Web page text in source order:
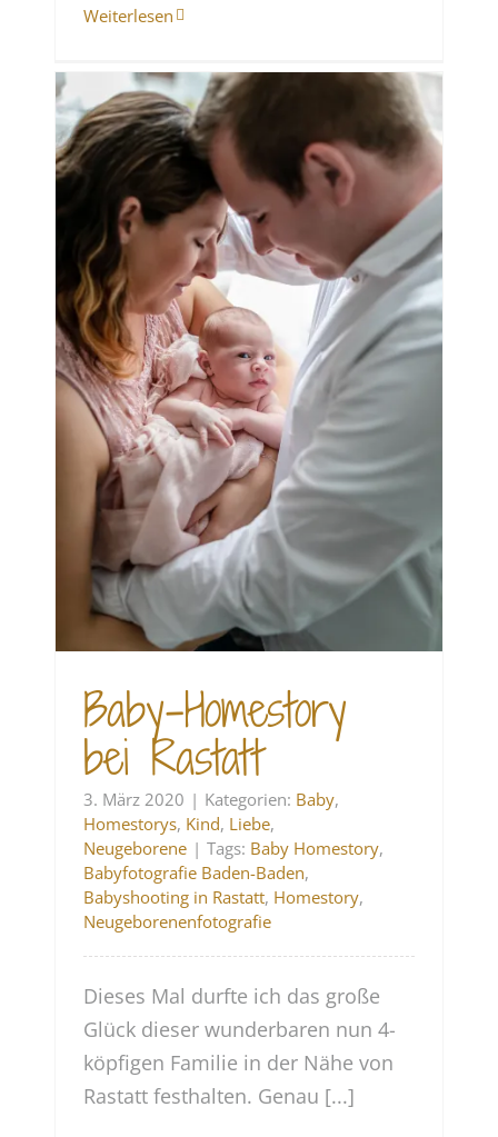
Weiterlesen
Baby-Homestory
bei Rastatt
3. März 2020 | Kategorien: Baby,
Homestorys, Kind, Liebe,
Neugeborene | Tags: Baby Homestory,
Babyfotografie Baden-Baden,
Babyshooting in Rastatt, Homestory,
Neugeborenenfotografie
Dieses Mal durfte ich das große
Glück dieser wunderbaren nun 4-
köpfigen Familie in der Nähe von
Rastatt festhalten. Genau [...]